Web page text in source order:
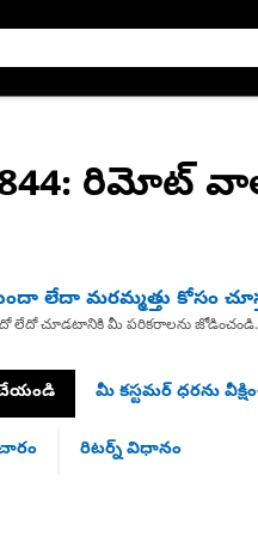
: రిమోట్
లేదా మరమ్మత్తు కోసం
లేదో చూడటానికి మీ పరికరాలను జోడించండి.
చేయండి మీ కస్టమర్ ధరను
రిటర్న్ విధానం